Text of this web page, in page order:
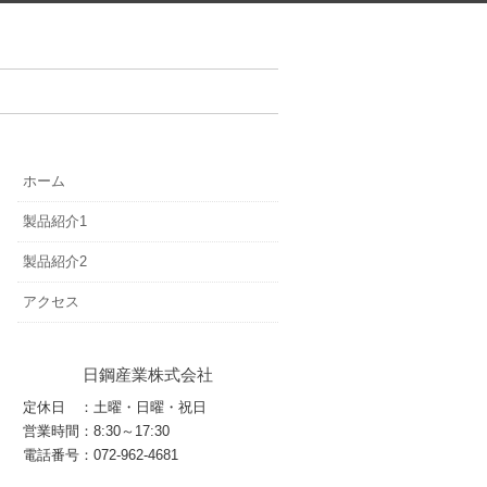
ホーム
製品紹介1
製品紹介2
アクセス
日鋼産業株式会社
定休日 ：土曜・日曜・祝日
営業時間：8:30～17:30
電話番号：072-962-4681